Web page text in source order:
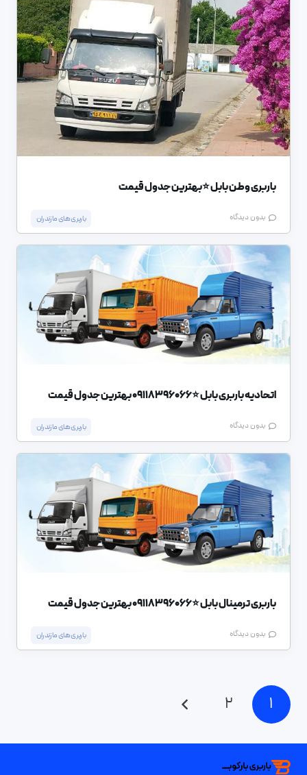
باربری وطن بابل ⭐️بهترین جدول قیمت
بدون دیدگاه باربری های مازندران
اتحادیه باربری بابل ⭐️09118396066 بهترین جدول قیمت
بدون دیدگاه باربری های مازندران
باربری ترمینال بابل ⭐️09118396066 بهترین جدول قیمت
بدون دیدگاه باربری های مازندران
1
2